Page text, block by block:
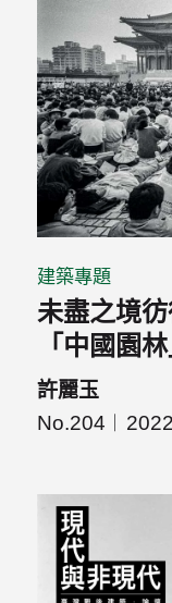
建築專題
未盡之境
「中國園
許麗玉
No.204